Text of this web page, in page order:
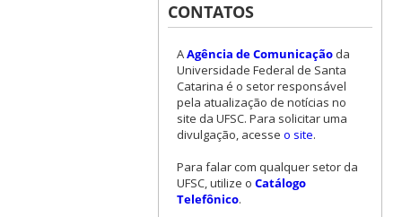
CONTATOS
AAgência de Comunicaçãoda
Universidade Federal de Santa
Catarina é o setor responsável
pela atualização de notícias no
site da UFSC. Para solicitar uma
divulgação, acesse o site.
Para falar com qualquer setor da
UFSC, utilize o Catálogo
Telefônico.